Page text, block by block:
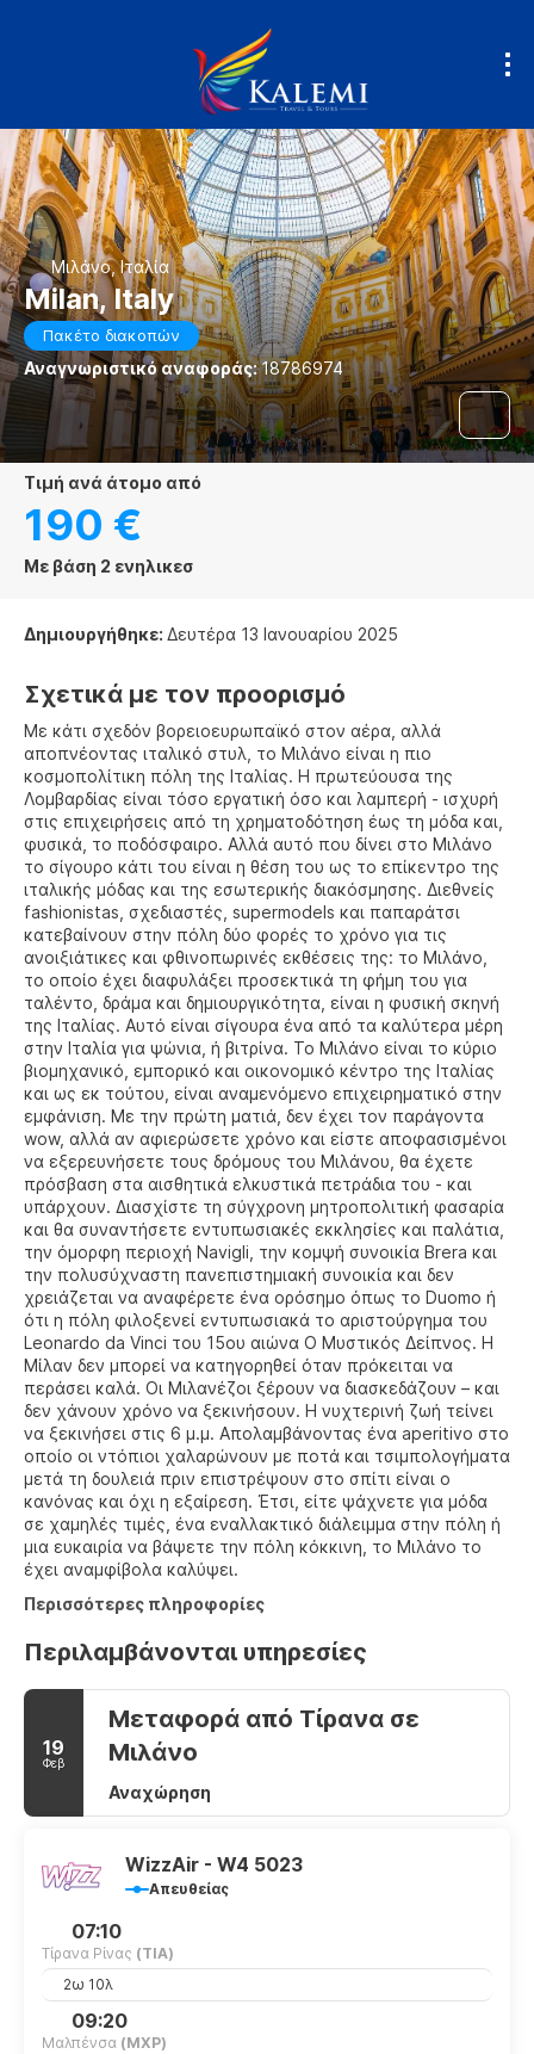
Μιλάνο, Ιταλία
Milan, Italy
Πακέτο διακοπών
Αναγνωριστικό αναφοράς:18786974
τιμή ανά άτομο από
190 €
Με βάση 2 ενηλικεσ
Δημιουργήθηκε: Δευτέρα 13 Ιανουαρίου 2025
Σχετικά με τον προορισμό
Με κάτι σχεδόν βορειοευρωπαϊκό στον αέρα, αλλά
αποπνέοντας ιταλικό στυλ, το Μιλάνο είναι η πιο
κοσμοπολίτικη πόλη της Ιταλίας. Η πρωτεύουσα της
Λομβαρδίας είναι τόσο εργατική όσο και λαμπερή - ισχυρή
στις επιχειρήσεις από τη χρηματοδότηση έως τη μόδα και,
φυσικά, το ποδόσφαιρο. Αλλά αυτό που δίνει στο Μιλάνο
το σίγουρο κάτι του είναι η θέση του ως το επίκεντρο της
ιταλικής μόδας και της εσωτερικής διακόσμησης. Διεθνείς
fashionistas, σχεδιαστές, supermodels και παπαράτσι
κατεβαίνουν στην πόλη δύο φορές το χρόνο για τις
ανοιξιάτικες και φθινοπωρινές εκθέσεις της: το Μιλάνο,
το οποίο έχει διαφυλάξει προσεκτικά τη φήμη του για
ταλέντο, δράμα και δημιουργικότητα, είναι η φυσική σκηνή
της Ιταλίας. Αυτό είναι σίγουρα ένα από τα καλύτερα μέρη
στην Ιταλία για ψώνια, ή βιτρίνα. Το Μιλάνο είναι το κύριο
βιομηχανικό, εμπορικό και οικονομικό κέντρο της Ιταλίας
και ως εκ τούτου, είναι αναμενόμενο επιχειρηματικό στην
εμφάνιση. Με την πρώτη ματιά, δεν έχει τον παράγοντα
wow, αλλά αν αφιερώσετε χρόνο και είστε αποφασισμένοι
να εξερευνήσετε τους δρόμους του Μιλάνου, θα έχετε
πρόσβαση στα αισθητικά ελκυστικά πετράδια του - και
υπάρχουν. Διασχίστε τη σύγχρονη μητροπολιτική φασαρία
και θα συναντήσετε εντυπωσιακές εκκλησίες και παλάτια,
την όμορφη περιοχή Navigli, την κομψή συνοικία Brera και
την πολυσύχναστη πανεπιστημιακή συνοικία και δεν
χρειάζεται να αναφέρετε ένα ορόσημο όπως το Duomo ή
ότι η πόλη φιλοξενεί εντυπωσιακά το αριστούργημα του
Leonardo da Vinci του 15ου αιώνα Ο Μυστικός Δείπνος. Η
Μίλαν δεν μπορεί να κατηγορηθεί όταν πρόκειται να
περάσει καλά. Οι Μιλανέζοι ξέρουν να διασκεδάζουν – και
δεν χάνουν χρόνο να ξεκινήσουν. Η νυχτερινή ζωή τείνει
να ξεκινήσει στις 6 μ.μ. Απολαμβάνοντας ένα aperitivo στο
οποίο οι ντόπιοι χαλαρώνουν με ποτά και τσιμπολογήματα
μετά τη δουλειά πριν επιστρέψουν στο σπίτι είναι ο
κανόνας και όχι η εξαίρεση. Έτσι, είτε ψάχνετε για μόδα
σε χαμηλές τιμές, ένα εναλλακτικό διάλειμμα στην πόλη ή
μια ευκαιρία να βάψετε την πόλη κόκκινη, το Μιλάνο το
έχει αναμφίβολα καλύψει.
Περισσότερες πληροφορίες
Περιλαμβάνονται υπηρεσίες
19
Φεβ
Μεταφορά από Τίρανα σε
Μιλάνο
Αναχώρηση
WizzAir - W4 5023
Απευθείας
07:10
Τίρανα Ρίνας (TIA)
2ω 10λ
09:20
Μαλπένσα (MXP)